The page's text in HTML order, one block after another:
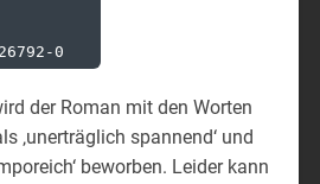
der Roman mit den Worten
‚unerträglich spannend‘ und
beworben. Leider kann